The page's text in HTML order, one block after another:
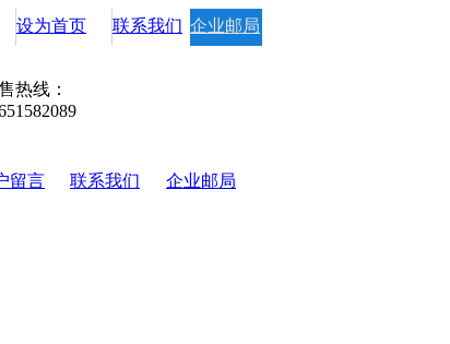
设为首页 联系我们 企业邮局
热线：
留言 联系我们 企业邮局